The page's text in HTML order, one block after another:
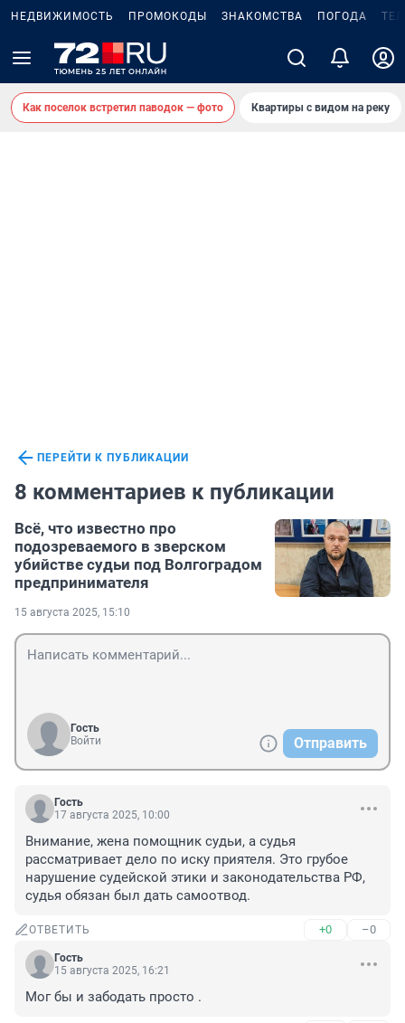
НЕДВИЖИМОСТЬ ПРОМОКОДЫ ЗНАКОМСТВА ПОГОДА
Как поселок встретил паводок — фото Квартиры с видом на реку
ПЕРЕЙТИ К ПУБЛИКАЦИИ
8 комментариев к публикации
Всё, что известно про
подозреваемого в зверском
убийстве судьи под Волгоградом
предпринимателя
15 августа 2025, 15:10
Гость
Войти
Отправить
Гость
17 августа 2025, 10:00
Внимание, жена помощник судьи, а судья
рассматривает дело по иску приятеля. Это грубое
нарушение судейской этики и законодательства РФ,
судья обязан был дать самоотвод.
ОТВЕТИТЬ +0 –0
Гость
15 августа 2025, 16:21
Мог бы и забодать просто .